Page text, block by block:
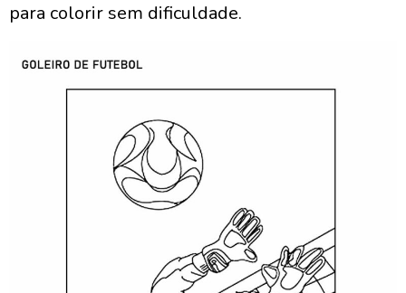
para colorir sem dificuldade.